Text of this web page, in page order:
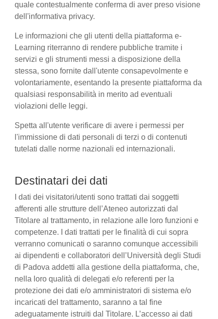
quale contestualmente conferma di aver preso visione
dell'informativa privacy.
Le informazioni che gli utenti della piattaforma e-
Learning riterranno di rendere pubbliche tramite i
servizi e gli strumenti messi a disposizione della
stessa, sono fornite dall'utente consapevolmente e
volontariamente, esentando la presente piattaforma da
qualsiasi responsabilità in merito ad eventuali
violazioni delle leggi.
Spetta all'utente verificare di avere i permessi per
l'immissione di dati personali di terzi o di contenuti
tutelati dalle norme nazionali ed internazionali.
Destinatari dei dati
I dati dei visitatori/utenti sono trattati dai soggetti
afferenti alle strutture dell’Ateneo autorizzati dal
Titolare al trattamento, in relazione alle loro funzioni e
competenze. I dati trattati per le finalità di cui sopra
verranno comunicati o saranno comunque accessibili
ai dipendenti e collaboratori dell’Università degli Studi
di Padova addetti alla gestione della piattaforma, che,
nella loro qualità di delegati e/o referenti per la
protezione dei dati e/o amministratori di sistema e/o
incaricati del trattamento, saranno a tal fine
adeguatamente istruiti dal Titolare. L’accesso ai dati